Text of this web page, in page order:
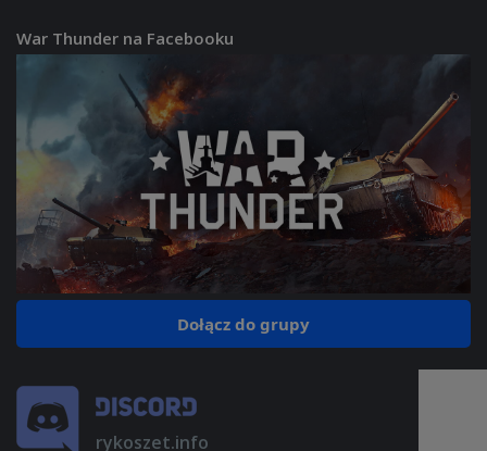
War Thunder na Facebooku
Dołącz do grupy
rykoszet.info